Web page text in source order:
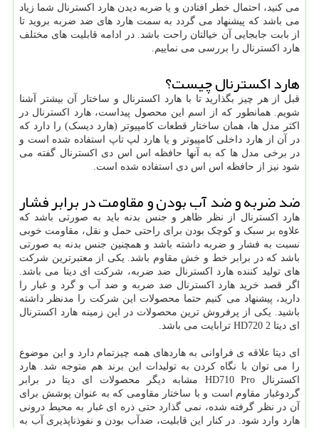
می کنید، احتمال خطر افتادن و یا ضربه دیدن هارد اکسترنال شما زیاد
می باشد که پیشنهاد می گردد به سمت هارد های ضد ضربه بروید تا
از بابت جابجایی آن خیالتان راحت باشد. در ادامه قابلیت های مختلف
هارد اکسترنال را بررسی می نماییم.
هارد اکسترنال چیست؟
قبل از هر چیز بگذارید تا با هارد اکسترنال و ساختار آن بیشتر آشنا
شویم. همانطور که از اسم این محصول پیداست، هارد اکسترنال در
اکثر مدل ها، همان ساختار قطعات کامپیوتر (هارد دیسک) را دارد که
در آن از هارد داخلی کامپیوتر و یا هارد لپ تاپ استفاده شده است و
در برخی مدل ها که به آنها حافظه اس اس دی اکسترنال گفته می
شود نیز از حافظه اس اس دی استفاده شده است.
ضد ضربه و ضد آب بودن و مقاومت در برابر فشار
هارد اکسترنال از نظر ظاهر و جنس بدنه باید به صورتی باشد که
علاوه بر سبک و کوچک بودن برای راحتی حمل و نقل، مقاومت خوبی
نسبت به فشار و ضربه داشته باشد و همچنین جنس بدنه به صورتی
باشد که در برابر خط و خش مقاوم باشد. یکی از معتبرترین شرکت
های تولید کننده هارد اکسترنال ضد ضربه، شرکت ای دیتا می باشد.
اگر قصد خرید هارد اکسترنال ضد ضربه و ضد آب و گرد و غبار را
دارید، پیشنهاد می کنیم حتما محصولات این شرکت را مدنظر داشته
باشید. یکی از پرفروش ترین محصولات در این زمینه هارد اکسترنال
ای دیتا HD720 2 ترابایت می باشد.
ای دیتا علاقه ی فراوانی به هاردهای همه چیزتمام دارد و این موضوع
را می توان با نگاه کردن به تولیدات این برند هم متوجه شد. هارد
اکسترنال HD710 Pro مشابه دیگر محصولات ای دیتا در برابر
گردوغبار مقاوم است و با ساختار مقاومی که به عنوان پوشش برای
آن در نظر گرفته شده، نمی گذارد حتی ذره ای غبار به محیط درونی
هارد وارد شود. در کنار این قابلیت، ضدآب بودن و نفوذناپذیری آب به